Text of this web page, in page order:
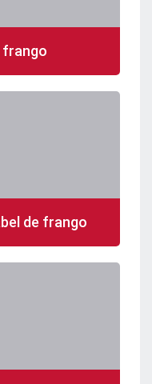
frango
de frango